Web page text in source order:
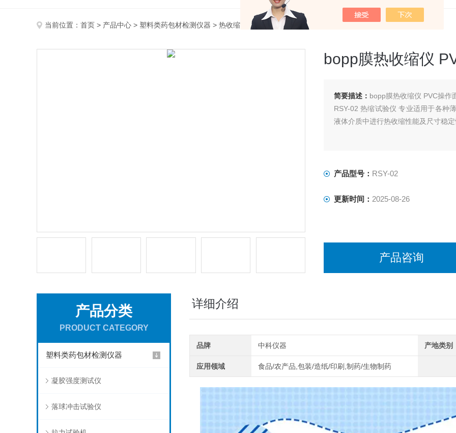
当前位置： 首页 > 产品中心 > 塑料类药包材检测仪器 > 热收缩仪 > RSY-02bopp膜热收缩仪 PVC操作面板菜单式界面
bopp膜热收缩仪
简要描述： bopp膜热收缩仪 PVC操作
RSY-02 热缩试验仪 专业适用于各种
液体介质中进行热收缩性能及尺寸稳
产品型号： RSY-02
更新时间： 2025-08-26
产品咨询
产品分类
PRODUCT CATEGORY
塑料类药包材检测仪器
凝胶强度测试仪
落球冲击试验仪
详细介绍
品牌 中科仪器 产地类别
应用领域 食品/农产品,包装/造纸/印刷,制药/生物制药